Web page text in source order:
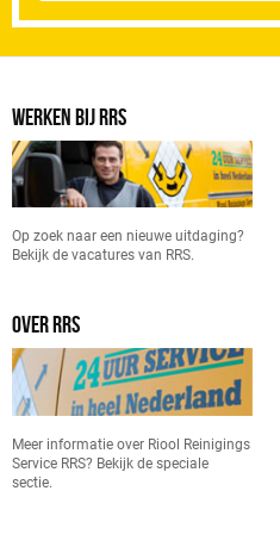
WERKEN BIJ RRS
Op zoek naar een nieuwe uitdaging?
Bekijk de vacatures van RRS.
OVER RRS
Meer informatie over Riool Reinigings
Service RRS? Bekijk de speciale
sectie.